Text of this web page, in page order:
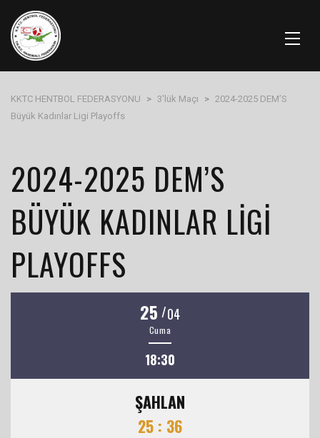
KKTC HENTBOL FEDERASYONU > 3'lük Maçı > 2024-2025 DEM’S
Büyük Kadınlar Ligi Playoffs
2024-2025 DEM’S
BÜYÜK KADINLAR LIGI
PLAYOFFS
25 /04
Cuma
18:30
ŞAHLAN
25 : 36